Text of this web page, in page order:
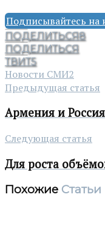
Подписывайтесь на
ПОДЕЛИТЬСЯ8
ПОДЕЛИТЬСЯ
ТВИТ5
Новости СМИ2
Предыдущая статья
Армения и
Следующая статья
Для роста
Похожие Статьи